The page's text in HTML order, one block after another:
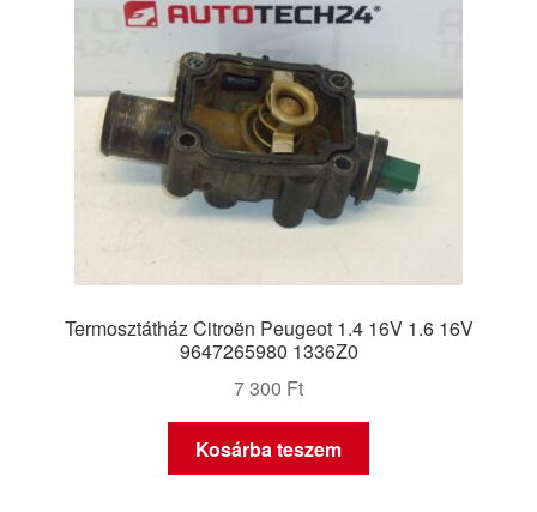
Termosztátház Citroën Peugeot 1.4 16V 1.6 16V
9647265980 1336Z0
7 300 Ft
Kosárba teszem